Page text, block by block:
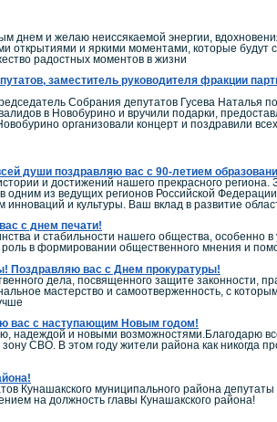
и желаю неиссякаемой энергии,
и яркими моментами, которые будут
радостных моментов в жизни
заместитель руководителя фракции
Собрания депутатов Гусева
в Новобурино и вручили подарки,
организовали концерт и поздравили
души поздравляю вас с 90-летием
и достижений нашего прекрасного региона.
одним из ведущих регионов Российской
и культуры. Ваш вклад в развитие
с днем печати!
и стабильности нашего общества,
в формировании общественного мнения и
Поздравляю вас с Днем прокуратуры!
дела, посвященного защите законности,
мастерство и самоотверженность, с
вас с наступающим Новым годом!
и новыми возможностями.Благодарю
СВО. В этом году жители района как никогда
Кунашакского муниципального района
на должность главы Кунашакского района!